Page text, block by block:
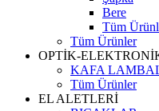
Bere
Tüm
Tüm Ürünler
OPTİK-
KAFA
Tüm Ürünler
EL ALETLERİ